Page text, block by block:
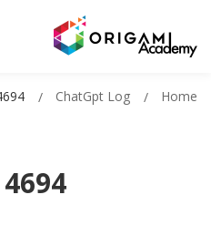
Home
ChatGpt Log